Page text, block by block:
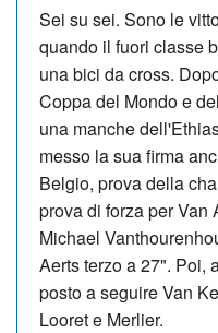
Sei su sei. Sono le
quando il fuori classe
una bici da cross.
Coppa del Mondo e
una manche
messo la sua firma
Belgio, prova della
prova di forza per Van
Michael
Aerts terzo a 27". Poi,
posto a seguire Van
Looret e Merlier.